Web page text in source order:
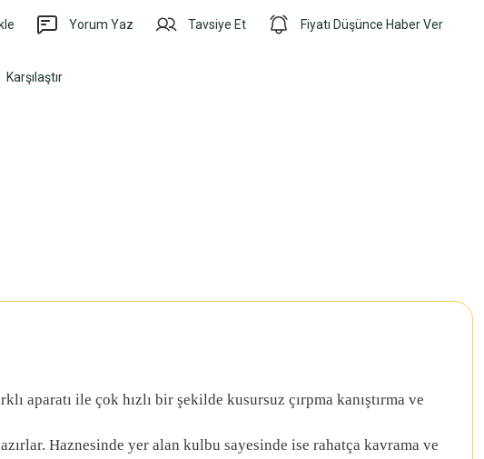
Yorum Yaz Tavsiye Et Fiyatı Düşünce Haber Ver
Karşılaştır
aparatı ile çok hızlı bir şekilde kusursuz çırpma kanıştırma ve
Haznesinde yer alan kulbu sayesinde ise rahatça kavrama ve